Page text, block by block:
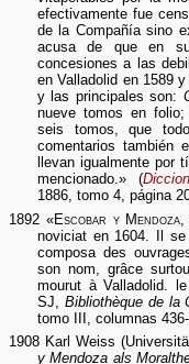
efectivamente fue
de la Compañía sino
acusa de que en
concesiones a las
en Valladolid en 1589
y las principales son:
nueve tomos en
seis tomos, que
comentarios también
llevan igualmente por
mencionado.» (
1886, tomo 4, página
1892 «Escobar y
noviciat en 1604. Il
composa des
son nom, grâce
mourut à Valladolid.
SJ, Bibliothèque de la
tomo III, columnas
1908 Karl Weiss
y Mendoza als